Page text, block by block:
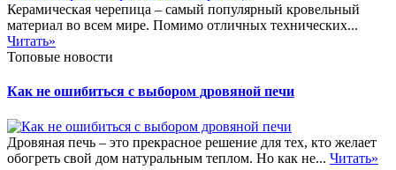
Керамическая черепица – самый популярный кровельный
материал во всем мире. Помимо отличных технических...
Читать»
Топовые новости
Как не ошибиться с выбором дровяной печи
Дровяная печь – это прекрасное решение для тех, кто желает
обогреть свой дом натуральным теплом. Но как не... Читать»